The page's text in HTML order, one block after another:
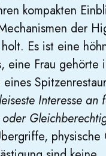
kompakten
der
Es ist eine
eine Frau gehörte
Interesse an
physische